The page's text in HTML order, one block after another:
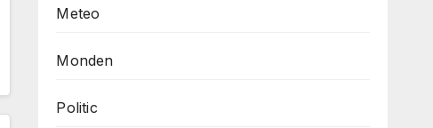
Meteo
Monden
Politic